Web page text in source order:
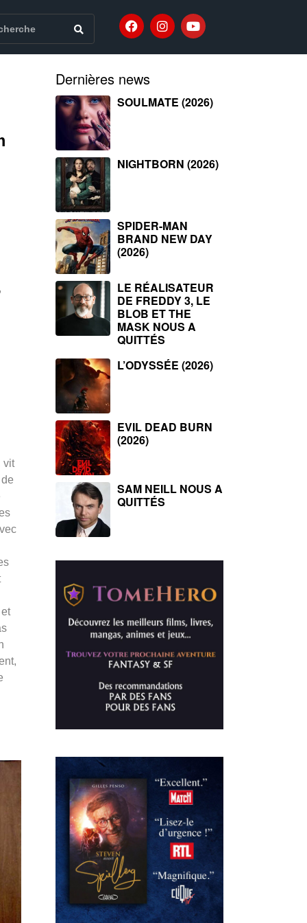
vit
Dernières news
SOULMATE (2026)
NIGHTBORN (2026)
SPIDER-MAN
BRAND NEW DAY
(2026)
LE RÉALISATEUR
DE FREDDY 3, LE
BLOB ET THE
MASK NOUS A
QUITTÉS
L’ODYSSÉE (2026)
EVIL DEAD BURN
(2026)
SAM NEILL NOUS A
QUITTÉS